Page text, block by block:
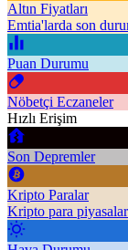
Altın Fiyatları
Emtia'larda son
Puan Durumu
Nöbetçi Eczaneler
Hızlı Erişim
Son Depremler
Kripto Paralar
Kripto para